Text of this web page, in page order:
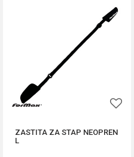
ZASTITA ZA STAP NEOPREN
L